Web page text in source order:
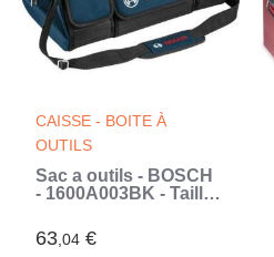
CAISSE - BOITE À
OUTILS
Sac a outils - BOSCH
- 1600A003BK - Taille
Spacieux - Souple
(Bleu)
63,04 €